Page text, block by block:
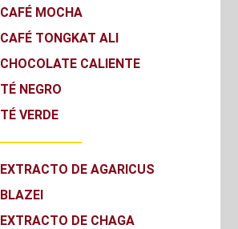
CAFÉ MOCHA
CAFÉ TONGKAT ALI
CHOCOLATE CALIENTE
TÉ NEGRO
TÉ VERDE
EXTRACTO DE AGARICUS
BLAZEI
EXTRACTO DE CHAGA